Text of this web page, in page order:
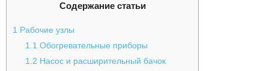
Содержание статьи
1 Рабочие узлы
1.1 Обогревательные приборы
1.2 Насос и расширительный бачок